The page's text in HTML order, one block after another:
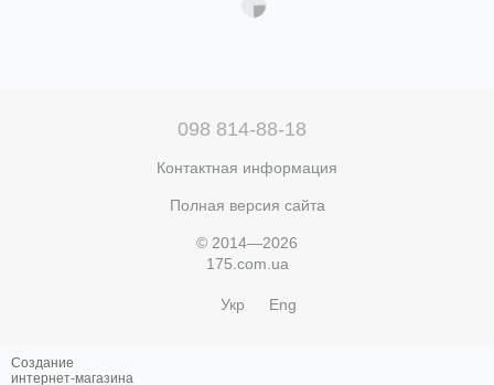
098 814-88-18
Контактная информация
Полная версия сайта
© 2014—2026
175.com.ua
Укр Eng
Создание
интернет-магазина